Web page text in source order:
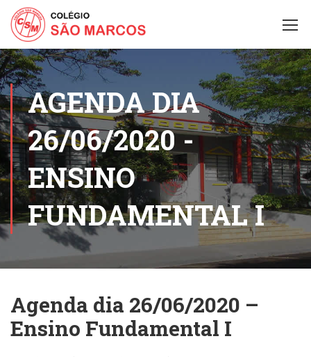
AGENDA DIA
26/06/2020 -
ENSINO
FUNDAMENTAL I
Agenda dia 26/06/2020 –
Ensino Fundamental I